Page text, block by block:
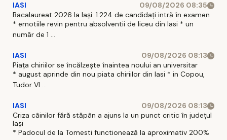
IASI
09/08/2026 08:35
Bacalaureat 2026 la Iași: 1.224 de candidați intră în examen
* emotiile revin pentru absolventii de liceu din Iasi * un
număr de 1 ...
IASI
09/08/2026 08:13
Piața chiriilor se încălzește înaintea noului an universitar
* august aprinde din nou piata chiriilor din Iasi * in Copou,
Tudor Vl ...
IASI
09/08/2026 08:13
Criza câinilor fără stăpân a ajuns la un punct critic în județul
Iași
* Padocul de la Tomesti functionează la aproximativ 200%